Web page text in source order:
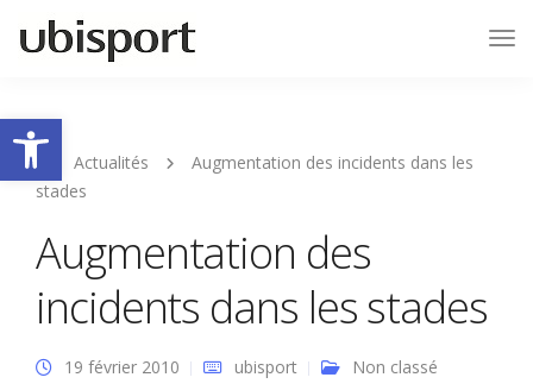
Ouvrir la barre d’outils
Actualités
Augmentation des incidents dans les
stades
Augmentation des
incidents dans les stades
19 février 2010 ubisport Non classé